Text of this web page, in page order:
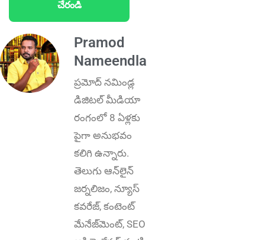
చేరండి
Pramod
Nameendla
ప్ర‌మోద్ న‌మిండ్ల‌
డిజిట‌ల్ మీడియా
రంగంలో 8 ఏళ్లకు
పైగా అనుభ‌వం
కలిగి ఉన్నారు.
తెలుగు ఆన్‌లైన్‌
జర్నలిజం, న్యూస్
కవరేజ్‌, కంటెంట్
మేనేజ్‌మెంట్‌, SEO